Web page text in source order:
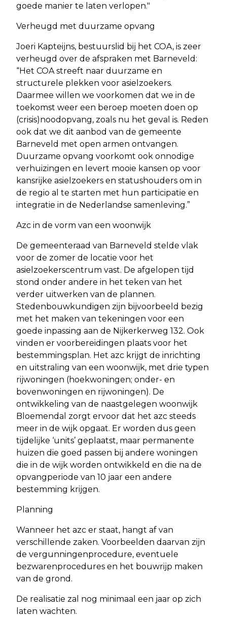
goede manier te laten verlopen."
Verheugd met duurzame opvang
Joeri Kapteijns, bestuurslid bij het COA, is zeer
verheugd over de afspraken met Barneveld:
“Het COA streeft naar duurzame en
structurele plekken voor asielzoekers.
Daarmee willen we voorkomen dat we in de
toekomst weer een beroep moeten doen op
(crisis)noodopvang, zoals nu het geval is. Reden
ook dat we dit aanbod van de gemeente
Barneveld met open armen ontvangen.
Duurzame opvang voorkomt ook onnodige
verhuizingen en levert mooie kansen op voor
kansrijke asielzoekers en statushouders om in
de regio al te starten met hun participatie en
integratie in de Nederlandse samenleving.”
Azc in de vorm van een woonwijk
De gemeenteraad van Barneveld stelde vlak
voor de zomer de locatie voor het
asielzoekerscentrum vast. De afgelopen tijd
stond onder andere in het teken van het
verder uitwerken van de plannen.
Stedenbouwkundigen zijn bijvoorbeeld bezig
met het maken van tekeningen voor een
goede inpassing aan de Nijkerkerweg 132. Ook
vinden er voorbereidingen plaats voor het
bestemmingsplan. Het azc krijgt de inrichting
en uitstraling van een woonwijk, met drie typen
rijwoningen (hoekwoningen; onder- en
bovenwoningen en rijwoningen). De
ontwikkeling van de naastgelegen woonwijk
Bloemendal zorgt ervoor dat het azc steeds
meer in de wijk opgaat. Er worden dus geen
tijdelijke ‘units’ geplaatst, maar permanente
huizen die goed passen bij andere woningen
die in de wijk worden ontwikkeld en die na de
opvangperiode van 10 jaar een andere
bestemming krijgen.
Planning
Wanneer het azc er staat, hangt af van
verschillende zaken. Voorbeelden daarvan zijn
de vergunningenprocedure, eventuele
bezwarenprocedures en het bouwrijp maken
van de grond.
De realisatie zal nog minimaal een jaar op zich
laten wachten.